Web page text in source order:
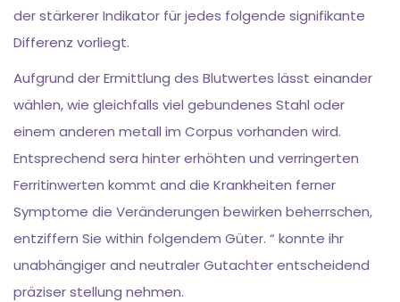
der stärkerer Indikator für jedes folgende signifikante
Differenz vorliegt.
Aufgrund der Ermittlung des Blutwertes lässt einander
wählen, wie gleichfalls viel gebundenes Stahl oder
einem anderen metall im Corpus vorhanden wird.
Entsprechend sera hinter erhöhten und verringerten
Ferritinwerten kommt and die Krankheiten ferner
Symptome die Veränderungen bewirken beherrschen,
entziffern Sie within folgendem Güter. “ konnte ihr
unabhängiger and neutraler Gutachter entscheidend
präziser stellung nehmen.